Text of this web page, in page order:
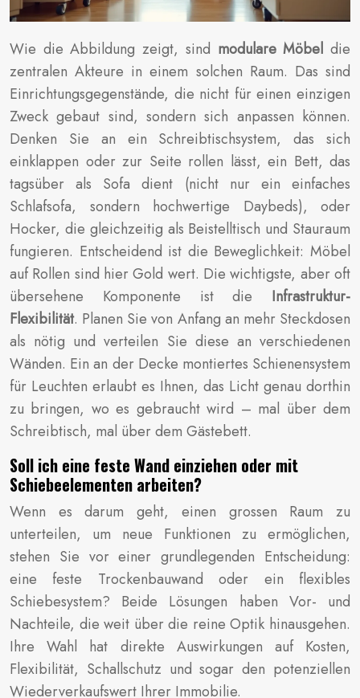
Wie die Abbildung zeigt, sind modulare Möbel die
zentralen Akteure in einem solchen Raum. Das sind
Einrichtungsgegenstände, die nicht für einen einzigen
Zweck gebaut sind, sondern sich anpassen können.
Denken Sie an ein Schreibtischsystem, das sich
einklappen oder zur Seite rollen lässt, ein Bett, das
tagsüber als Sofa dient (nicht nur ein einfaches
Schlafsofa, sondern hochwertige Daybeds), oder
Hocker, die gleichzeitig als Beistelltisch und Stauraum
fungieren. Entscheidend ist die Beweglichkeit: Möbel
auf Rollen sind hier Gold wert. Die wichtigste, aber oft
übersehene Komponente ist die Infrastruktur-
Flexibilität. Planen Sie von Anfang an mehr Steckdosen
als nötig und verteilen Sie diese an verschiedenen
Wänden. Ein an der Decke montiertes Schienensystem
für Leuchten erlaubt es Ihnen, das Licht genau dorthin
zu bringen, wo es gebraucht wird – mal über dem
Schreibtisch, mal über dem Gästebett.
Soll ich eine feste Wand einziehen oder mit
Schiebeelementen arbeiten?
Wenn es darum geht, einen grossen Raum zu
unterteilen, um neue Funktionen zu ermöglichen,
stehen Sie vor einer grundlegenden Entscheidung:
eine feste Trockenbauwand oder ein flexibles
Schiebesystem? Beide Lösungen haben Vor- und
Nachteile, die weit über die reine Optik hinausgehen.
Ihre Wahl hat direkte Auswirkungen auf Kosten,
Flexibilität, Schallschutz und sogar den potenziellen
Wiederverkaufswert Ihrer Immobilie.